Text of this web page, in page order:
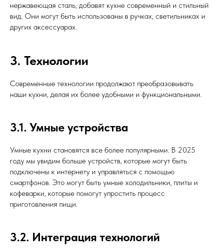
нержавеющая сталь, добавят кухне современный и стильный
вид. Они могут быть использованы в ручках, светильниках и
других аксессуарах.
3. Технологии
Современные технологии продолжают преобразовывать
наши кухни, делая их более удобными и функциональными.
3.1. Умные устройства
Умные кухни становятся все более популярными. В 2025
году мы увидим больше устройств, которые могут быть
подключены к интернету и управляться с помощью
смартфонов. Это могут быть умные холодильники, плиты и
кофеварки, которые помогут упростить процесс
приготовления пищи.
3.2. Интеграция технологий